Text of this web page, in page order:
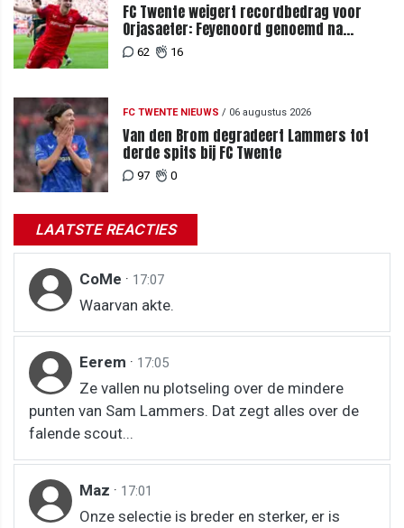
FC Twente weigert recordbedrag voor
Orjasaeter: Feyenoord genoemd na
megabod
62 16
FC TWENTE NIEUWS / 06 augustus 2026
Van den Brom degradeert Lammers tot
derde spits bij FC Twente
97 0
LAATSTE REACTIES
CoMe · 17:07
Waarvan akte.
Eerem · 17:05
Ze vallen nu plotseling over de mindere
punten van Sam Lammers. Dat zegt alles over de
falende scout...
Maz · 17:01
Onze selectie is breder en sterker, er is